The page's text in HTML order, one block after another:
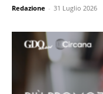
Redazione - 31 Luglio 2026